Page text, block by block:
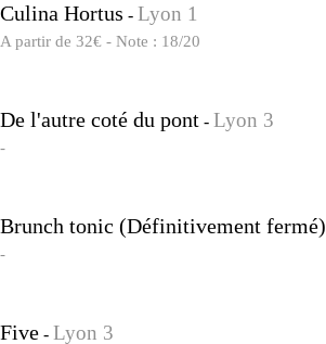
Culina Hortus - Lyon 1
A partir de 32€ - Note : 18/20
De l'autre coté du pont - Lyon 3
-
Brunch tonic (Définitivement fermé)
-
Five - Lyon 3